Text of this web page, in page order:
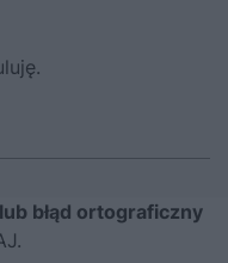
błąd ortograficzny
.